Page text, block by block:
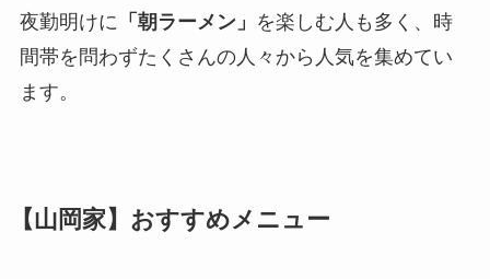
夜勤明けに 「朝ラーメン」 を楽しむ人も多く、時
間帯を問わずたくさんの人々から人気を集めてい
ます。
【山岡家】おすすめメニュー